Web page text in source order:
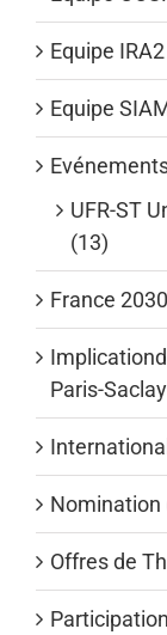
Equipe
Equipe
UFR-ST
(13)
France
Paris-
Nomination
Offres de